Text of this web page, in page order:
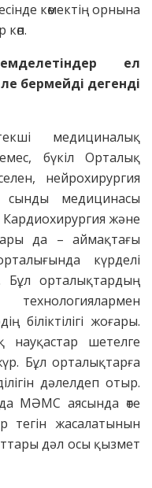
көмектің орнына
ел
бермейді дегенді
медициналық
бүкіл Орталық
нейрохирургия
сынды медицинасы
және
да – аймақтағы
күрделі
Бұл орталықтардың
біліктілігі жоғары.
науқастар шетелге
Бұл орталықтарға
дәлелдеп отыр.
МӘМС аясында өте
тегін жасалатынын
дәл осы қызмет